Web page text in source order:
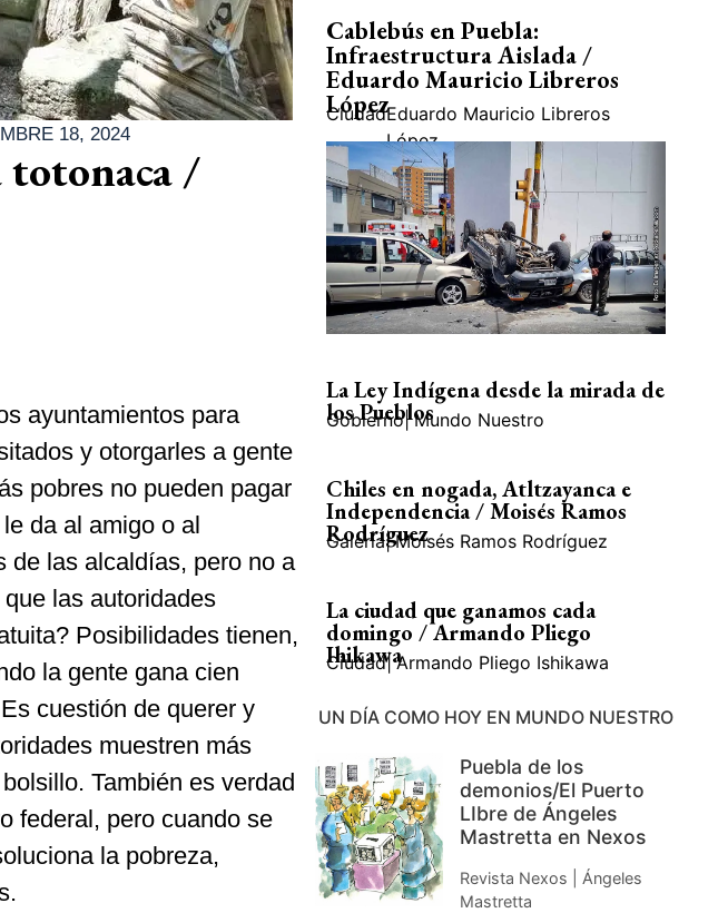
18, 2024
totonaca /
ayuntamientos para
y otorgarles a gente
pobres no pueden pagar
da al amigo o al
de las alcaldías, pero no a
las autoridades
Posibilidades tienen,
la gente gana cien
cuestión de querer y
muestren más
También es verdad
federal, pero cuando se
la pobreza,
Cablebús en Puebla:
Infraestructura Aislada /
Eduardo Mauricio Libreros
López
CiudadEduardo Mauricio Libreros
López
La Ley Indígena desde la mirada de
los Pueblos
Gobierno| Mundo Nuestro
Chiles en nogada, Atltzayanca e
Independencia / Moisés Ramos
Rodríguez
Galería| Moisés Ramos Rodríguez
La ciudad que ganamos cada
domingo / Armando Pliego
Ihikawa
Ciudad| Armando Pliego Ishikawa
UN DÍA COMO HOY EN MUNDO NUESTRO
Puebla de los
demonios/El Puerto
LIbre de Ángeles
Mastretta en Nexos
Revista Nexos | Ángeles
Mastretta